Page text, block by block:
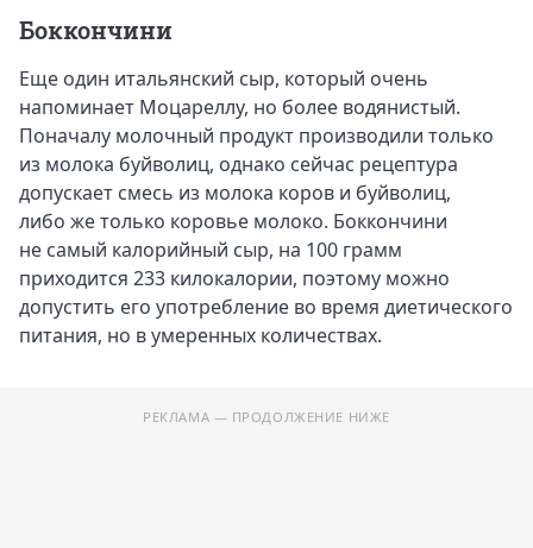
Боккончини
Еще один итальянский сыр, который очень
напоминает Моцареллу, но более водянистый.
Поначалу молочный продукт производили только
из молока буйволиц, однако сейчас рецептура
допускает смесь из молока коров и буйволиц,
либо же только коровье молоко. Боккончини
не самый калорийный сыр, на 100 грамм
приходится 233 килокалории, поэтому можно
допустить его употребление во время диетического
питания, но в умеренных количествах.
РЕКЛАМА — ПРОДОЛЖЕНИЕ НИЖЕ